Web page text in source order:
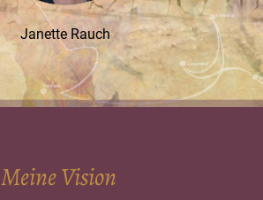
Janette Rauch
Meine Vision